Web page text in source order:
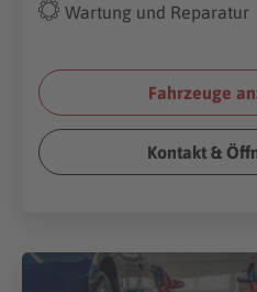
Wartung und Reparatur
Fahrzeuge
Kontakt &